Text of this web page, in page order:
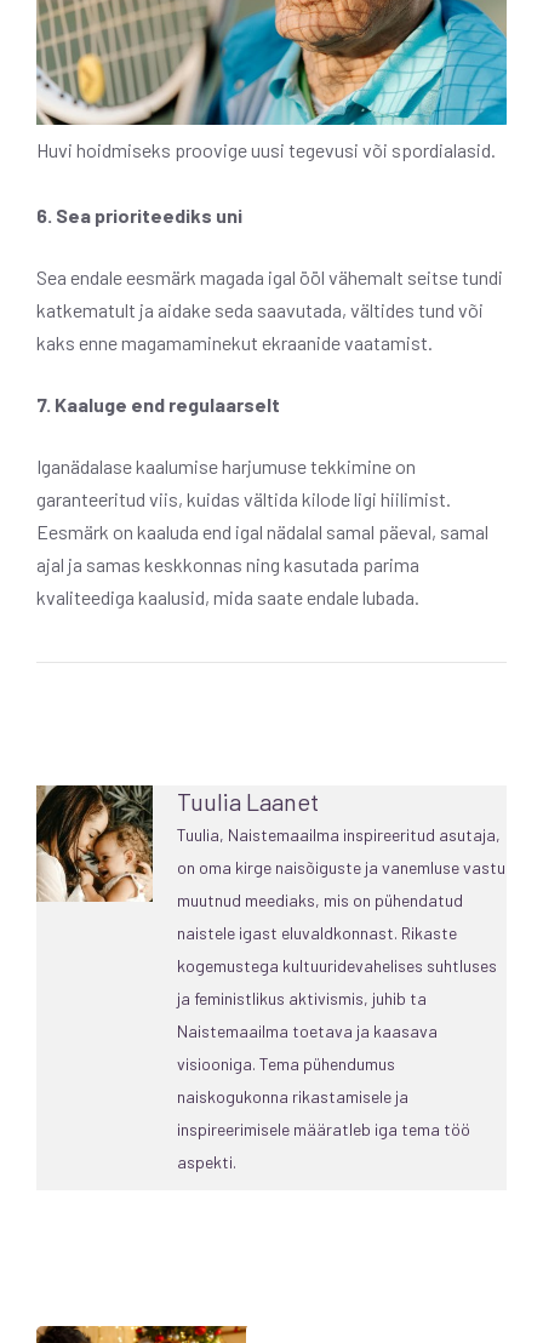
Huvi hoidmiseks proovige uusi tegevusi või spordialasid.
6. Sea prioriteediks uni
Sea endale eesmärk magada igal ööl vähemalt seitse tundi
katkematult ja aidake seda saavutada, vältides tund või
kaks enne magamaminekut ekraanide vaatamist.
7. Kaaluge end regulaarselt
Iganädalase kaalumise harjumuse tekkimine on
garanteeritud viis, kuidas vältida kilode ligi hiilimist.
Eesmärk on kaaluda end igal nädalal samal päeval, samal
ajal ja samas keskkonnas ning kasutada parima
kvaliteediga kaalusid, mida saate endale lubada.
Tuulia Laanet
Tuulia, Naistemaailma inspireeritud asutaja,
on oma kirge naisõiguste ja vanemluse vastu
muutnud meediaks, mis on pühendatud
naistele igast eluvaldkonnast. Rikaste
kogemustega kultuuridevahelises suhtluses
ja feministlikus aktivismis, juhib ta
Naistemaailma toetava ja kaasava
visiooniga. Tema pühendumus
naiskogukonna rikastamisele ja
inspireerimisele määratleb iga tema töö
aspekti.